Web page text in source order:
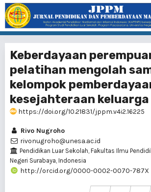
Keberdayaan
pelatihan mengolah
kelompok
kesejahteraan keluarga
https://doi.org/10.21831/jppm.v4i2.16225
Rivo Nugroho
rivonugroho@unesa.ac.id
Pendidikan Luar Sekolah, Fakultas Ilmu
Negeri Surabaya, Indonesia
http://orcid.org/0000-0002-0070-787X